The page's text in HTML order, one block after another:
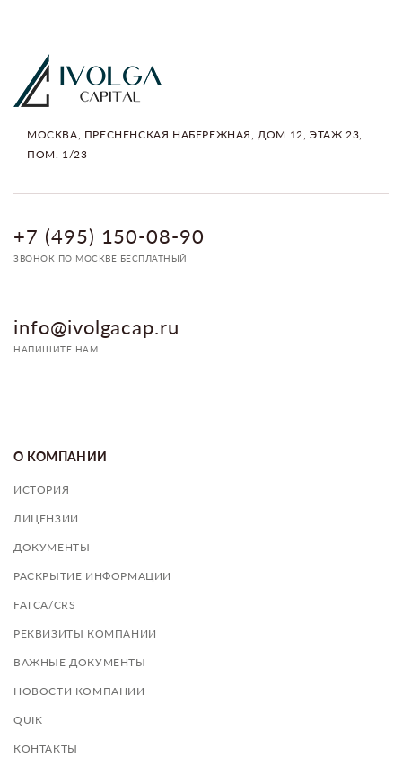
МОСКВА, ПРЕСНЕНСКАЯ НАБЕРЕЖНАЯ, ДОМ 12, ЭТАЖ 23,
ПОМ. 1/23
+7 (495) 150-08-90
ЗВОНОК ПО МОСКВЕ БЕСПЛАТНЫЙ
info@ivolgacap.ru
НАПИШИТЕ НАМ
О КОМПАНИИ
ИСТОРИЯ
ЛИЦЕНЗИИ
ДОКУМЕНТЫ
РАСКРЫТИЕ ИНФОРМАЦИИ
FATCA/CRS
РЕКВИЗИТЫ КОМПАНИИ
ВАЖНЫЕ ДОКУМЕНТЫ
НОВОСТИ КОМПАНИИ
QUIK
КОНТАКТЫ